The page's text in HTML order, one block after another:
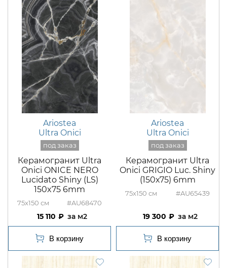
Ariostea
Ultra Onici
Керамогранит Ultra
Onici ONICE NERO
Lucidato Shiny (LS)
150x75 6mm
75x150 #AU68470
15 110 м2
Ariostea
Ultra Onici
Керамогранит Ultra
Onici GRIGIO Luc. Shiny
(150х75) 6mm
75x150 #AU65439
19 300 м2